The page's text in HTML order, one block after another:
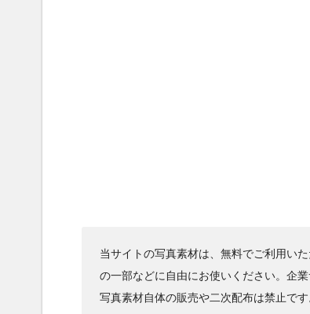
当サイトの写真素材は、無料でご利用い
の一部などに自由にお使いください。企
写真素材自体の販売や二次配布は禁止で